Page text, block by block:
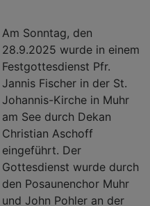
Am Sonntag, den
28.9.2025 wurde in einem
Festgottesdienst Pfr.
Jannis Fischer in der St.
Johannis-Kirche in Muhr
am See durch Dekan
Christian Aschoff
eingeführt. Der
Gottesdienst wurde durch
den Posaunenchor Muhr
und John Pohler an der